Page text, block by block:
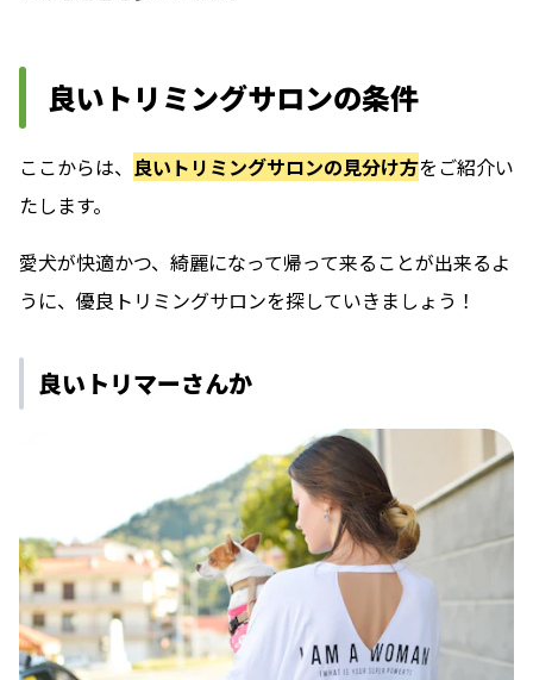
良いトリミングサロンの条件
ここからは、 良いトリミングサロンの見分け方をご紹介い
たします。
愛犬が快適かつ、綺麗になって帰って来ることが出来るよ
うに、優良トリミングサロンを探していきましょう！
良いトリマーさんか